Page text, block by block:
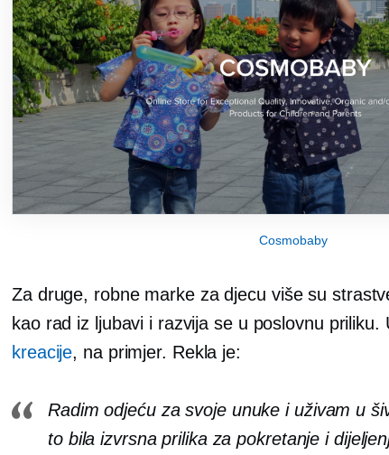
Cosmobaby
Za druge, robne marke za djecu više su
kao rad iz ljubavi i razvija se u poslovnu priliku.
kreacije, na primjer. Rekla je:
Radim odjeću za svoje unuke i uživam u
to bila izvrsna prilika za pokretanje i